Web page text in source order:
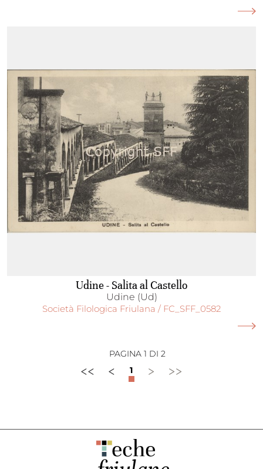
Udine - Salita al Castello
Udine (Ud)
Società Filologica Friulana / FC_SFF_0582
<< < 1 > >>
PAGINA 1 DI 2